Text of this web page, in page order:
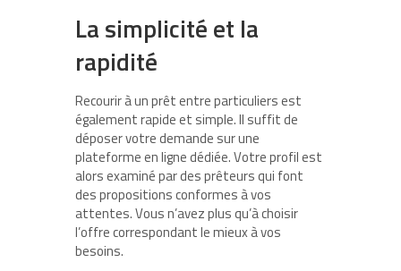
La simplicité et la
rapidité
Recourir à un prêt entre particuliers est
également rapide et simple. Il suffit de
déposer votre demande sur une
plateforme en ligne dédiée. Votre profil est
alors examiné par des prêteurs qui font
des propositions conformes à vos
attentes. Vous n’avez plus qu’à choisir
l’offre correspondant le mieux à vos
besoins.